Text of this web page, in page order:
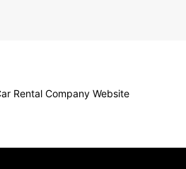
Rental Company Website